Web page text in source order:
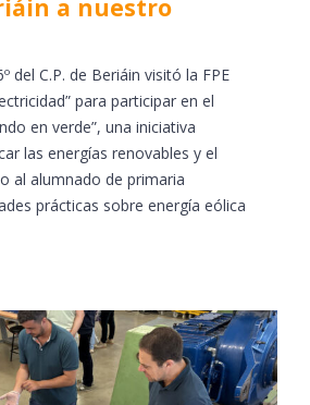
a nuestro
del C.P. de Beriáin visitó la FPE
para participar en el
en verde”, una iniciativa
las energías renovables y el
al alumnado de primaria
prácticas sobre energía eólica